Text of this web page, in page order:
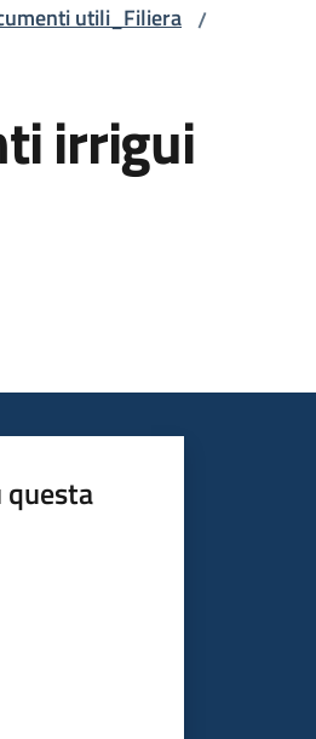
utili_Filiera /
irrigui
questa